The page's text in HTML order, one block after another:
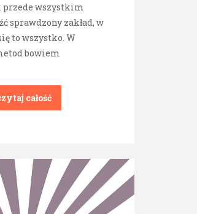
przede wszystkim
sprawdzony zakład, w
to wszystko. W
bowiem
całość